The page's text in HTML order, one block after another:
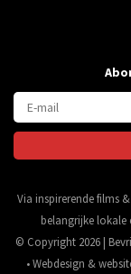
Via inspirerende films
belangrijke
© Copyright 2026 |
•Webdesign &